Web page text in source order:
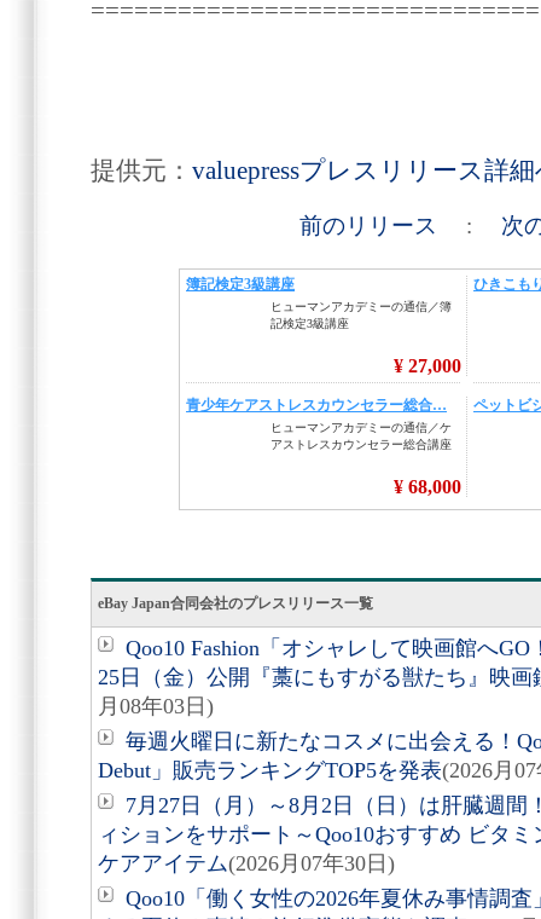
提供元： valuepressプレスリリース詳
前のリリース : 次
eBay Japan合同会社のプレスリリース一覧
Qoo10 Fashion「オシャレして映画館へ
25日（金）公開『藁にもすがる獣たち』映
月08年03日)
毎週火曜日に新たなコスメに出会える！
Debut」販売ランキングTOP5を発表(2026月
7月27日（月）～8月2日（日）は肝臓週
ィションをサポート～Qoo10おすすめ ビタ
ケアアイテム(2026月07年30日)
Qoo10「働く女性の2026年夏休み事情調